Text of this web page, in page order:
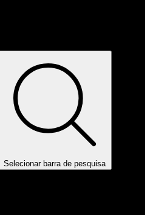
Selecionar barra de pesquisa